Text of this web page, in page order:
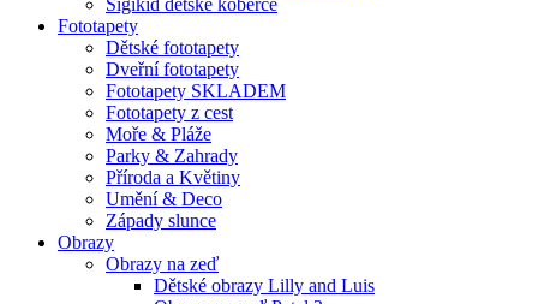
Fototapety
Dětské fototapety
Dveřní fototapety
Fototapety SKLADEM
Fototapety z cest
Moře & Pláže
Parky & Zahrady
Příroda a Květiny
Umění & Deco
Západy slunce
Obrazy
Obrazy na zeď
Dětské obrazy Lilly and Luis